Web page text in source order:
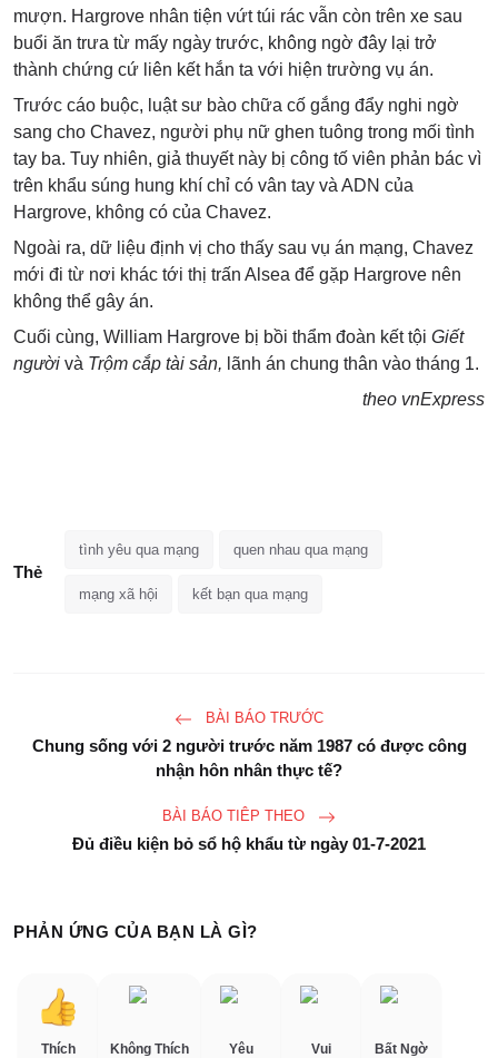
mượn. Hargrove nhân tiện vứt túi rác vẫn còn trên xe sau
buổi ăn trưa từ mấy ngày trước, không ngờ đây lại trở
thành chứng cứ liên kết hắn ta với hiện trường vụ án.
Trước cáo buộc, luật sư bào chữa cố gắng đẩy nghi ngờ
sang cho Chavez, người phụ nữ ghen tuông trong mối tình
tay ba. Tuy nhiên, giả thuyết này bị công tố viên phản bác vì
trên khẩu súng hung khí chỉ có vân tay và ADN của
Hargrove, không có của Chavez.
Ngoài ra, dữ liệu định vị cho thấy sau vụ án mạng, Chavez
mới đi từ nơi khác tới thị trấn Alsea để gặp Hargrove nên
không thể gây án.
Cuối cùng, William Hargrove bị bồi thẩm đoàn kết tội Giết
người và Trộm cắp tài sản, lãnh án chung thân vào tháng 1.
theo vnExpress
Thẻ
tình yêu qua mạng quen nhau qua mạng
mạng xã hội kết bạn qua mạng
BÀI BÁO TRƯỚC
Chung sống với 2 người trước năm 1987 có được công
nhận hôn nhân thực tế?
BÀI BÁO TIÊP THEO
Đủ điều kiện bỏ sổ hộ khẩu từ ngày 01-7-2021
PHẢN ỨNG CỦA BẠN LÀ GÌ?
Thích Không Thích Yêu Vui Bất Ngờ